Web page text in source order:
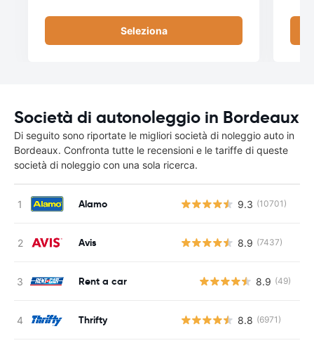
Seleziona
Società di autonoleggio in Bordeaux
Di seguito sono riportate le migliori società di noleggio auto in
Bordeaux. Confronta tutte le recensioni e le tariffe di queste
società di noleggio con una sola ricerca.
Alamo 9.3 (10701)
Avis 8.9 (7437)
Rent a car 8.9 (49)
Thrifty 8.8 (6971)